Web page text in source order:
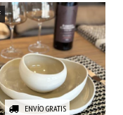
ENVÍO GRATIS